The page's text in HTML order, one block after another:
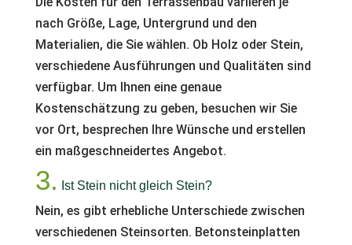
nach Größe, Lage, Untergrund und den
Materialien, die Sie wählen. Ob Holz oder Stein,
verschiedene Ausführungen und Qualitäten sind
verfügbar. Um Ihnen eine genaue
Kostenschätzung zu geben, besuchen wir Sie
vor Ort, besprechen Ihre Wünsche und erstellen
ein maßgeschneidertes Angebot.
3. Ist Stein nicht gleich Stein?
Nein, es gibt erhebliche Unterschiede zwischen
verschiedenen Steinsorten. Betonsteinplatten